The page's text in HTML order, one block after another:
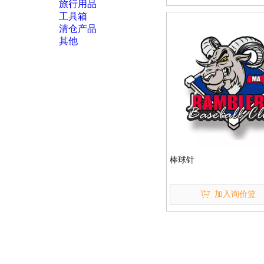
旅行用品
工具箱
清仓产品
其他
棒球针
加入询价篮